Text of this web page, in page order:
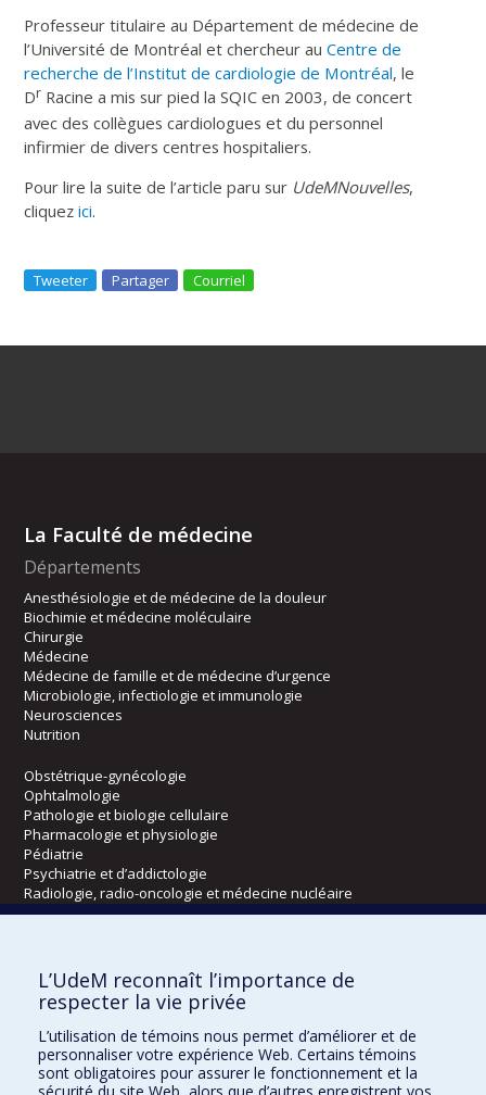
Professeur titulaire au Département de médecine de
l’Université de Montréal et chercheur auCentre de
recherche de l’Institut de cardiologie de Montréal, le
Dr Racine a mis sur pied la SQIC en 2003, de concert
avec des collègues cardiologues et du personnel
infirmier de divers centres hospitaliers.
Pour lire la suite de l’article paru sur UdeMNouvelles,
cliquezici.
Tweeter Partager Courriel
La Faculté de médecine
Départements
Anesthésiologie et de médecine de la douleur
Biochimie et médecine moléculaire
Chirurgie
Médecine
Médecine de famille et de médecine d’urgence
Microbiologie, infectiologie et immunologie
Neurosciences
Nutrition
Obstétrique-gynécologie
Ophtalmologie
Pathologie et biologie cellulaire
Pharmacologie et physiologie
Pédiatrie
Psychiatrie et d’addictologie
Radiologie, radio-oncologie et médecine nucléaire
Kinésiologie et des sciences de l’activité physique
Orthophonie et audiologie
Réadaptation
Directions
L’UdeM reconnaît l’importance de
respecter la vie privée
L’utilisation de témoins nous permet d’améliorer et de
personnaliser votre expérience Web. Certains témoins
sont obligatoires pour assurer le fonctionnement et la
sécurité du site Web, alors que d’autres enregistrent vos